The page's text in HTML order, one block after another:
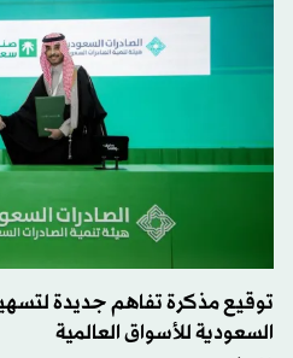
توقيع مذكرة تفاهم جديدة
السعودية للأسواق العالمية